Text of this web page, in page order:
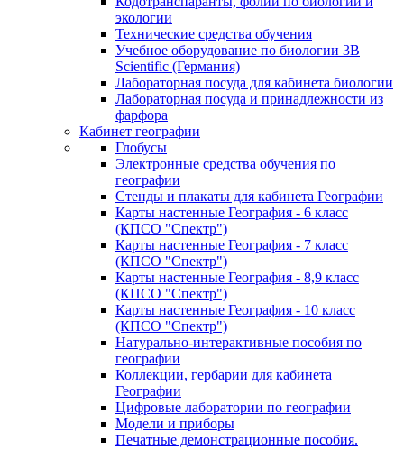
экологии
Технические средства обучения
Учебное оборудование по биологии 3B
Scientific (Германия)
Лабораторная посуда для кабинета биологии
Лабораторная посуда и принадлежности из
фарфора
Кабинет географии
Глобусы
Электронные средства обучения по
географии
Стенды и плакаты для кабинета Географии
Карты настенные География - 6 класс
(КПСО "Спектр")
Карты настенные География - 7 класс
(КПСО "Спектр")
Карты настенные География - 8,9 класс
(КПСО "Спектр")
Карты настенные География - 10 класс
(КПСО "Спектр")
Натурально-интерактивные пособия по
географии
Коллекции, гербарии для кабинета
Географии
Цифровые лаборатории по географии
Модели и приборы
Печатные демонстрационные пособия.